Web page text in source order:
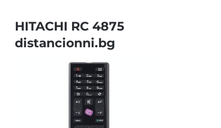
HITACHI RC 4875
distancionni.bg